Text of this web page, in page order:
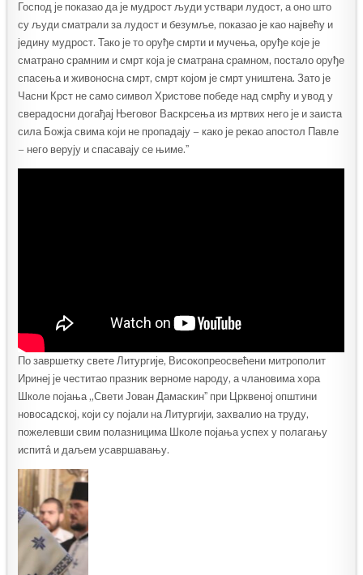
Господ је показао да је мудрост људи уствари лудост, а оно што
су људи сматрали за лудост и безумље, показао је као највећу и
једину мудрост. Тако је то оруђе смрти и мучења, оруђе које је
сматрано срамним и смрт која је сматрана срамном, постало оруђе
спасења и живоносна смрт, смрт којом је смрт уништена. Зато је
Часни Крст не само символ Христове победе над смрћу и увод у
сверадосни догађај Његовог Васкрсења из мртвих него је и заиста
сила Божја свима који не пропадају – како је рекао апостол Павле
– него верују и спасавају се њиме.ˮ
По завршетку свете Литургије, Високопреосвећени митрополит
Иринеј је честитао празник верноме народу, а члановима хора
Школе појања „Свети Јован Дамаскинˮ при Црквеној општини
новосадској, који су појали на Литургији, захвалио на труду,
пожелевши свим полазницима Школе појања успех у полагању
испитâ и даљем усавршавању.